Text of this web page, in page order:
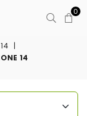
0
|
14